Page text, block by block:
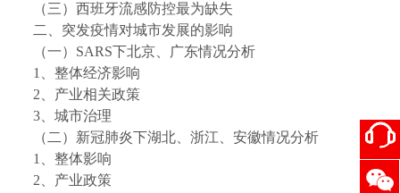
（三）西班牙流感防控最为缺失
二、突发疫情对城市发展的影响
（一）SARS下北京、广东情况分析
1
、整体经济影响
2 、产业相关政策
3、城市治理
（二）新冠肺炎下湖北、浙江、安徽情况分析
1
、整体影响
2 、产业政策